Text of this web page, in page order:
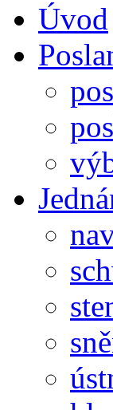
Úvod